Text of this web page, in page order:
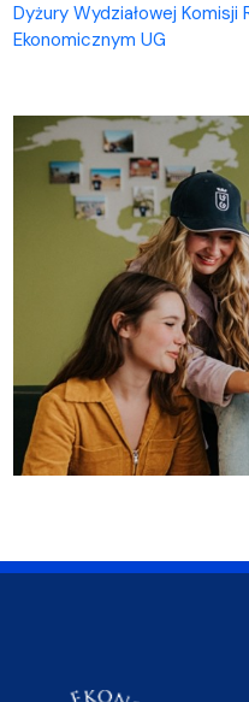
Dyżury Wydziałowej
Ekonomicznym UG